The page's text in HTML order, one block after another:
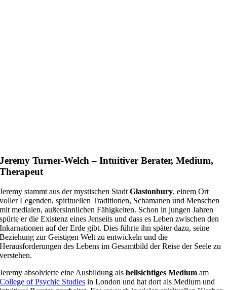
Jeremy Turner-Welch – Intuitiver Berater, Medium,
Therapeut
Jeremy stammt aus der mystischen StadtGlastonbury, einem Ort
voller Legenden, spirituellen Traditionen, Schamanen und Menschen
mit medialen, außersinnlichen Fähigkeiten. Schon in jungen Jahren
spürte er die Existenz eines Jenseits und dass es Leben zwischen den
Inkarnationen auf der Erde gibt. Dies führte ihn später dazu, seine
Beziehung zur Geistigen Welt zu entwickeln und die
Herausforderungen des Lebens im Gesamtbild der Reise der Seele zu
verstehen.
Jeremy absolvierte eine Ausbildung alshellsichtiges Medium am
College of Psychic Studies in London und hat dort als Medium und